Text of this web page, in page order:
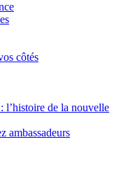
côtés
l’histoire de la nouvelle
ambassadeurs